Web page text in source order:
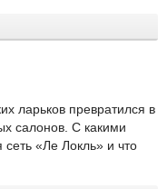
ларьков превратился в
салонов. С какими
сеть «Ле Локль» и что